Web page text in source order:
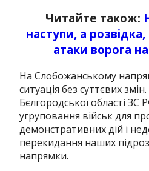
Читайте також:
наступи, а
атаки ворога
На Слобожанському
ситуація без суттєвих
Бєлгородської області
угруповання військ для
демонстративних дій і
перекидання наших
напрямки.